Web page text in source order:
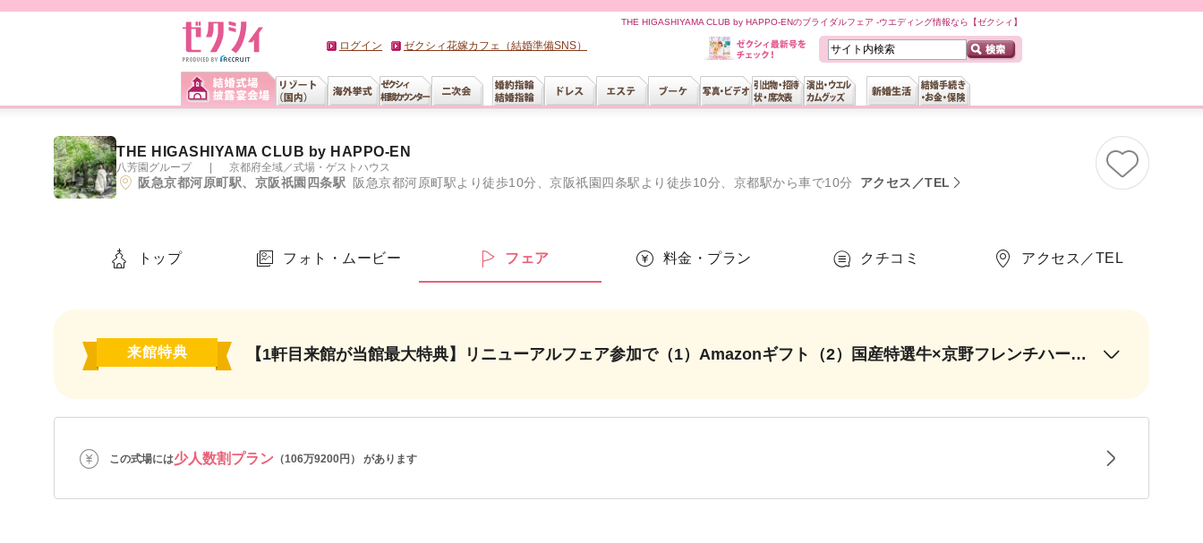
THE HIGASHIYAMA CLUB by HAPPO-ENのブライダルフェア -ウエディング情報なら【ゼクシィ】
ログイン ゼクシィ花嫁カフェ（結婚準備SNS）
THE HIGASHIYAMA CLUB by HAPPO-EN
八芳園グループ 京都府全域 ／式場・ゲストハウス
阪急京都河原町駅、京阪祇園四条駅 阪急京都河原町駅より徒歩10分、京阪祇園四条駅より徒歩10分、京都駅から車で10分 アクセス／TEL
トップ フォト・ムービー フェア 料金・プラン クチコミ アクセス／TEL
来館特典 【1軒目来館が当館最大特典】リニューアルフェア参加で（1）Amazonギフト（2）国産特選牛×京野フレンチハーフコース試食（3）ご来館時タクシー料金（※上限有・要領収書）
この式場には少人数割プラン （106万9200円） があります